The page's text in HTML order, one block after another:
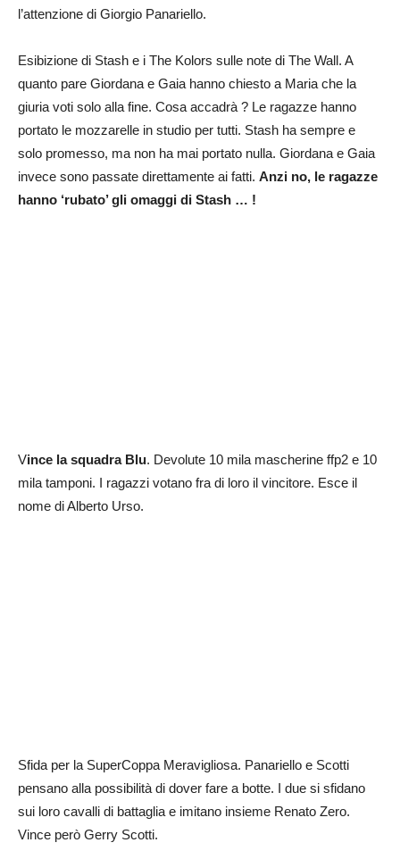
l’attenzione di Giorgio Panariello.
Esibizione di Stash e i The Kolors sulle note di The Wall. A
quanto pare Giordana e Gaia hanno chiesto a Maria che la
giuria voti solo alla fine. Cosa accadrà ? Le ragazze hanno
portato le mozzarelle in studio per tutti. Stash ha sempre e
solo promesso, ma non ha mai portato nulla. Giordana e Gaia
invece sono passate direttamente ai fatti. Anzi no, le ragazze
hanno ‘rubato’ gli omaggi di Stash … !
Vince la squadra Blu. Devolute 10 mila mascherine ffp2 e 10
mila tamponi. I ragazzi votano fra di loro il vincitore. Esce il
nome di Alberto Urso.
Sfida per la SuperCoppa Meravigliosa. Panariello e Scotti
pensano alla possibilità di dover fare a botte. I due si sfidano
sui loro cavalli di battaglia e imitano insieme Renato Zero.
Vince però Gerry Scotti.